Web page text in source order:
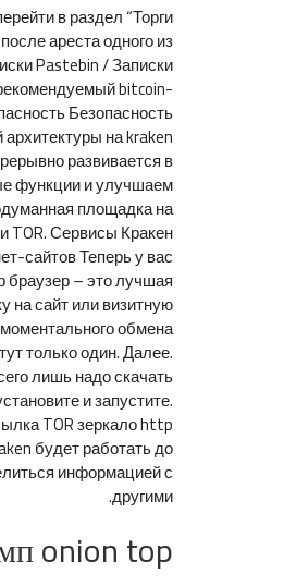
в раздел “Торги
ареста одного из
Pastebin / Записки
bitcoin-
Безопасность
на kraken
развивается в
функции и улучшаем
площадка на
TOR. Сервисы Кракен
сайтов Теперь у вас
браузер – это лучшая
сайт или визитную
обмена
только один. Далее.
лишь надо скачать
и запустите.
TOR зеркало http
будет работать до
информацией с
другими.
onion top